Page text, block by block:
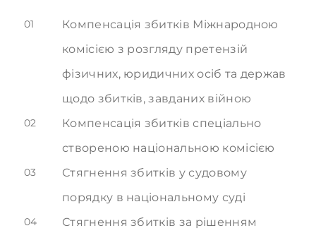
01
Компенсація збитків Міжнародною
комісією з розгляду претензій
фізичних, юридичних осіб та держав
щодо збитків, завданих війною
02
Компенсація збитків спеціально
створеною національною комісією
03
Стягнення збитків у судовому
порядку в національному суді
04
Стягнення збитків за рішенням